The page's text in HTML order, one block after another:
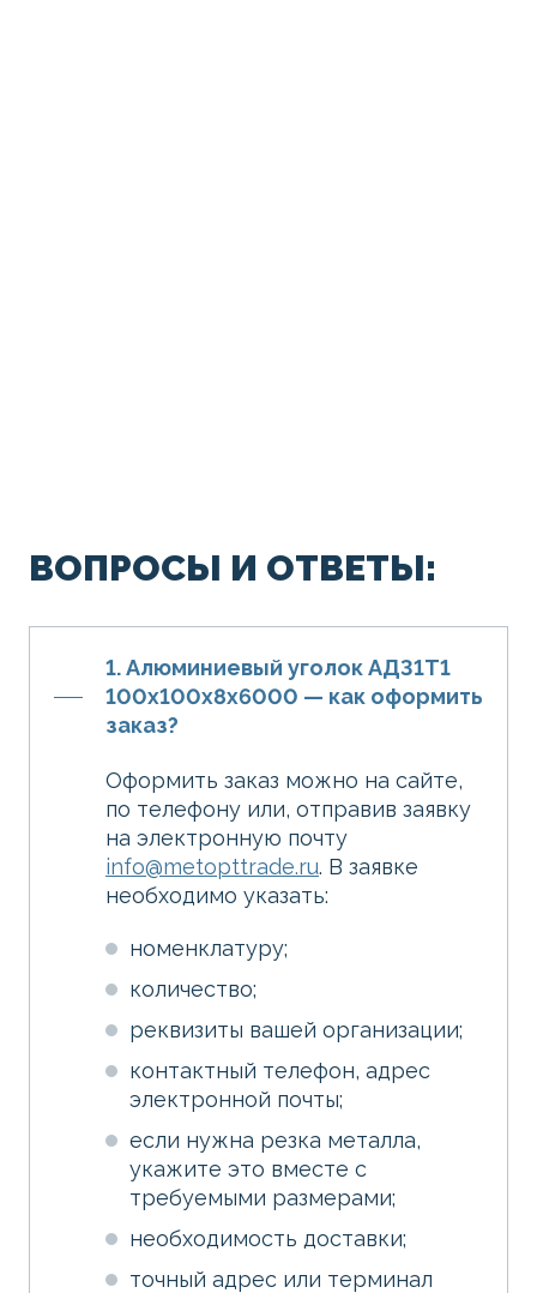
ВОПРОСЫ И ОТВЕТЫ:
1. Алюминиевый уголок АД31Т1
100х100х8х6000 — как оформить
заказ?
Оформить заказ можно на сайте,
по телефону или, отправив заявку
на электронную почту
info@metopttrade.ru. В заявке
необходимо указать:
номенклатуру;
количество;
реквизиты вашей организации;
контактный телефон, адрес
электронной почты;
если нужна резка металла,
укажите это вместе с
требуемыми размерами;
необходимость доставки;
точный адрес или терминал